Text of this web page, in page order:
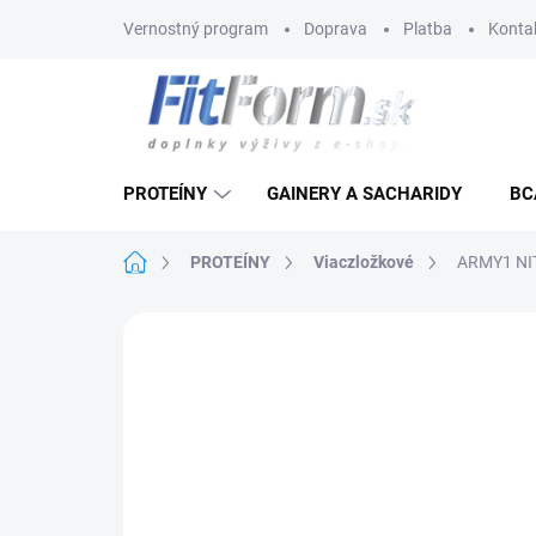
Vernostný program Doprava Platba
PROTEÍNY GAINERY A SACHARIDY
DomovPROTEÍNY Viaczložkové ARMY1